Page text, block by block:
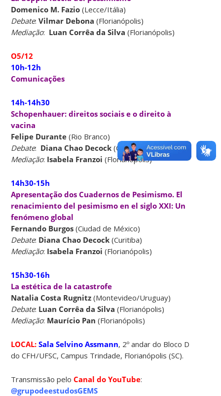
Domenico M. Fazio (Lecce/Itália)
Debate:Vilmar Debona (Florianópolis)
Mediação: Luan Corrêa da Silva (Florianópolis)
O5/12
10h-12h
Comunicações
14h-14h30
Schopenhauer: direitos sociais e o direito à
vacina
Felipe Durante (Rio Branco)
Debate: Diana Chao Decock (Curitiba)
Mediação: Isabela Franzoi (Florianópolis)
14h30-15h
Apresentação dos Cuadernos de Pesimismo. El
renacimiento del pesimismo en el siglo XXI: Un
fenómeno global
Fernando Burgos (Ciudad de México)
Debate: Diana Chao Decock (Curitiba)
Mediação: Isabela Franzoi (Florianópolis)
15h30-16h
La estética de la catastrofe
Natalia Costa Rugnitz (Montevideo/Uruguay)
Debate: Luan Corrêa da Silva (Florianópolis)
Mediação: Maurício Pan (Florianópolis)
LOCAL: Sala Selvino Assmann, 2º andar do Bloco D
do CFH/UFSC, Campus Trindade, Florianópolis (SC).
Transmissão peloCanal do YouTube:
@grupodeestudosGEMS